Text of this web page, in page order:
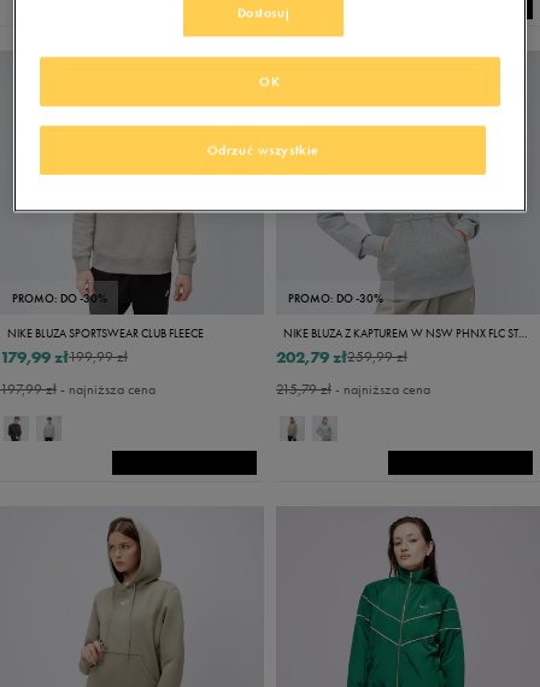
PROMO: DO -30%
NIKE BLUZA SPORTSWEAR CLUB FLEECE
199,99 zł
179,99 zł
197,99 zł- najniższa cena
PROMO: DO -30%
NIKE BLUZA Z KAPTUREM W NSW PHNX FLC STD PO
259,99 zł
202,79 zł
215,79 zł- najniższa cena
Dostosuj
Odrzuć wszystkie
OK